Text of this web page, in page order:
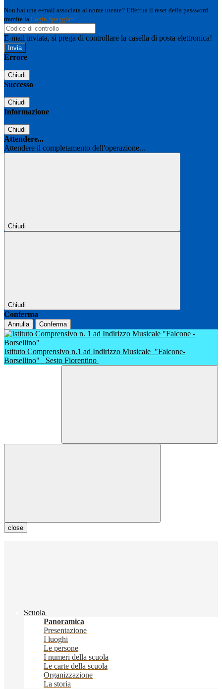
Non hai una e-mail associata al nome utente? Effettua il reset della password
tramite la Login Spaggiari
E-mail inviata, si prega di controllare la casella di posta elettronica!
Errore
Chiudi
Successo
Chiudi
Informazione
Chiudi
Attendere...
Attendere il completamento dell'operazione...
Chiudi
Chiudi
Conferma
Annulla Conferma
Istituto Comprensivo n.1 ad Indirizzo Musicale "Falcone-
Borsellino"
Sesto Fiorentino
close
Scuola
Panoramica
Presentazione
I luoghi
Le persone
I numeri della scuola
Le carte della scuola
Organizzazione
La storia